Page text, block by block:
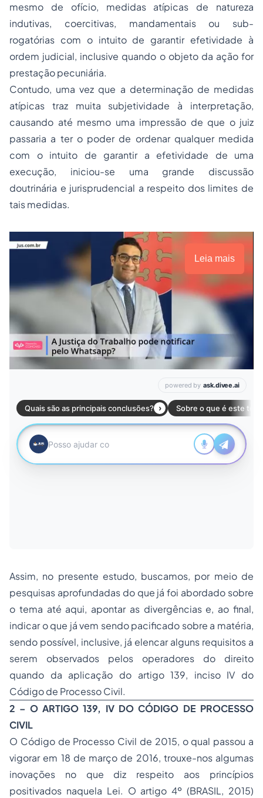
mesmo de ofício, medidas atípicas de natureza
indutivas, coercitivas, mandamentais ou sub-
rogatórias com o intuito de garantir efetividade à
ordem judicial, inclusive quando o objeto da ação for
prestação pecuniária.
Contudo, uma vez que a determinação de medidas
atípicas traz muita subjetividade à interpretação,
causando até mesmo uma impressão de que o juiz
passaria a ter o poder de ordenar qualquer medida
com o intuito de garantir a efetividade de uma
execução, iniciou-se uma grande discussão
doutrinária e jurisprudencial a respeito dos limites de
tais medidas.
Leia mais
Assim, no presente estudo, buscamos, por meio de
pesquisas aprofundadas do que já foi abordado sobre
o tema até aqui, apontar as divergências e, ao final,
indicar o que já vem sendo pacificado sobre a matéria,
sendo possível, inclusive, já elencar alguns requisitos a
serem observados pelos operadores do direito
quando da aplicação do artigo 139, inciso IV do
Código de Processo Civil.
2 – O ARTIGO 139, IV DO CÓDIGO DE PROCESSO
CIVIL
O Código de Processo Civil de 2015, o qual passou a
vigorar em 18 de março de 2016, trouxe-nos algumas
inovações no que diz respeito aos princípios
positivados naquela Lei. O artigo 4º (BRASIL, 2015)